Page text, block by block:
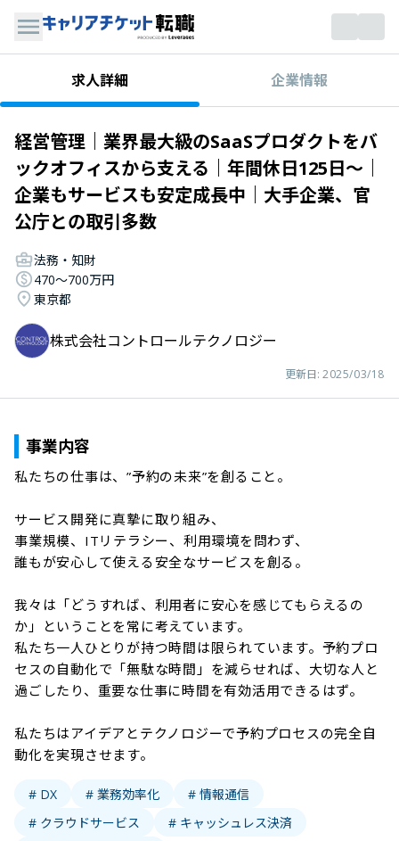
求人詳細 企業情報
経営管理｜業界最大級のSaaSプロダクトをバ
ックオフィスから支える｜年間休日125日～｜
企業もサービスも安定成長中｜大手企業、官
公庁との取引多数
法務・知財
470〜700万円
東京都
株式会社コントロールテクノロジー
更新日: 2025/03/18
事業内容
私たちの仕事は、”予約の未来”を創ること。
サービス開発に真摯に取り組み、
事業規模、ITリテラシー、利用環境を問わず、
誰もが安心して使える安全なサービスを創る。
我々は「どうすれば、利用者に安心を感じてもらえるの
か」ということを常に考えています。
私たち一人ひとりが持つ時間は限られています。予約プロ
セスの自動化で「無駄な時間」を減らせれば、大切な人と
過ごしたり、重要な仕事に時間を有効活用できるはず。
私たちはアイデアとテクノロジーで予約プロセスの完全自
動化を実現させます。
# DX # 業務効率化
# 情報通信
# クラウドサービス
# キャッシュレス決済